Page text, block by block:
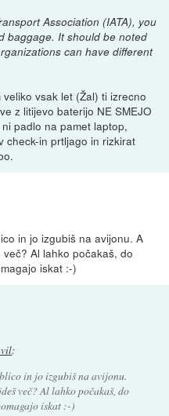
Association (IATA), you
baggage. It should be noted
can have different
vsak let (Žal) ti izrecno
z litijevo baterijo NE SMEJO
padlo na pamet laptop,
check-in prtljago in rizkirat
in jo izgubiš na avijonu. A
Al lahko počakaš, do
iskat :-)
:
in jo izgubiš na avijonu.
več? Al lahko počakaš, do
iskat :-)